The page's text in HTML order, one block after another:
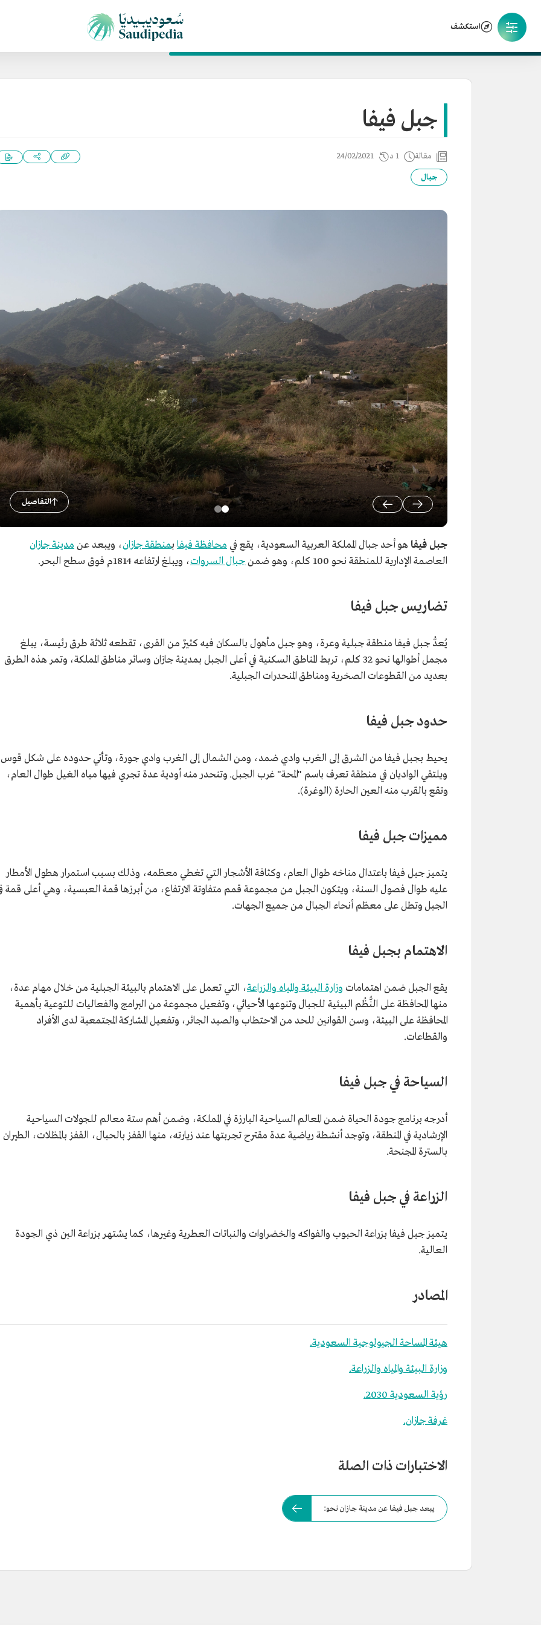
استكشف
جبل فيفا
مقالة 1 د 24/02/2021
جبال
التفاصيل
جبل فيفا هو أحد جبال المملكة العربية السعودية، يقع في محافظة فيفا بمنطقة جازان، ويبعد عن مدينة جازان
العاصمة الإدارية للمنطقة نحو 100 كلم، وهو ضمن
جبال السروات، ويبلغ ارتفاعه 1814م فوق سطح البحر.
تضاريس جبل فيفا
يُعدُّ جبل فيفا منطقة جبلية وعرة، وهو جبل مأهول بالسكان فيه كثيرٌ من القرى، تقطعه ثلاثة طرق رئيسة، يبلغ
مجمل أطوالها نحو 32 كلم، تربط المناطق السكنية في أعلى الجبل بمدينة جازان وسائر مناطق المملكة، وتمر هذه الطرق
بعديد من القطوعات الصخرية ومناطق المنحدرات الجبلية.
حدود جبل فيفا
يحيط بجبل فيفا من الشرق إلى الغرب وادي ضمد، ومن الشمال إلى الغرب وادي جورة، وتأتي حدوده على شكل
ويلتقي الواديان في منطقة تعرف باسم "المحة" غرب الجبل. وتنحدر منه أودية عدة تجري فيها مياه الغيل طوال العام،
وتقع بالقرب منه العين الحارة (الوغرة).
مميزات جبل فيفا
يتميز جبل فيفا باعتدال مناخه طوال العام، وكثافة الأشجار التي تغطي معظمه، وذلك بسبب استمرار هطول الأمطار
عليه طوال فصول السنة، ويتكون الجبل من مجموعة قمم متفاوتة الارتفاع، من أبرزها قمة العبسية، وهي أعلى قمة
الجبل وتطل على معظم أنحاء الجبال من جميع الجهات.
الاهتمام بجبل فيفا
يقع الجبل ضمن اهتمامات وزارة البيئة والمياه والزراعة، التي تعمل على الاهتمام بالبيئة الجبلية من خلال مهام عدة،
منها المحافظة على النُّظُم البيئية للجبال وتنوعها الأحيائي، وتفعيل مجموعة من البرامج والفعاليات للتوعية بأهمية
المحافظة على البيئة، وسن القوانين للحد من الاحتطاب والصيد الجائر، وتفعيل المشاركة المجتمعية لدى الأفراد
والقطاعات.
السياحة في جبل فيفا
أدرجه برنامج جودة الحياة ضمن المعالم السياحية البارزة في المملكة، وضمن أهم ستة معالم للجولات السياحية
الإرشادية في المنطقة، وتوجد أنشطة رياضية عدة مقترح تجربتها عند زيارته، منها القفز بالحبال، القفز بالمظلات، الطيران
بالسترة المجنحة.
الزراعة في جبل فيفا
يتميز جبل فيفا بزراعة الحبوب والفواكه والخضراوات والنباتات العطرية وغيرها، كما يشتهر بزراعة البن ذي الجودة
العالية.
المصادر
هيئة المساحة الجيولوجية السعودية.
وزارة البيئة والمياه والزراعة.
رؤية السعودية 2030.
غرفة جازان.
الاختبارات ذات الصلة
يبعد جبل فيفا عن مدينة جازان نحو: